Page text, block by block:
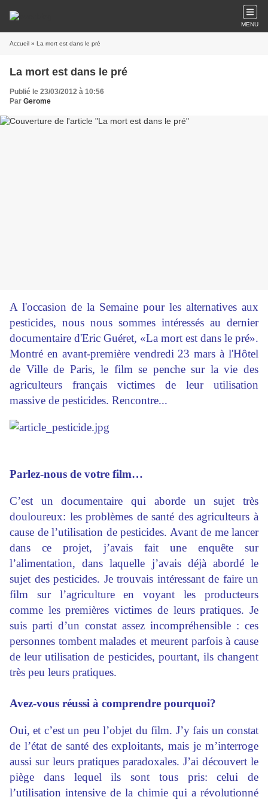
MENU
Accueil » La mort est dans le pré
La mort est dans le pré
Publié le 23/03/2012 à 10:56
Par Gerome
A l'occasion de la Semaine pour les alternatives aux
pesticides, nous nous sommes intéressés au dernier
documentaire d'Eric Guéret, «La mort est dans le pré».
Montré en avant-première vendredi 23 mars à l'Hôtel
de Ville de Paris, le film se penche sur la vie des
agriculteurs français victimes de leur utilisation
massive de pesticides. Rencontre...
Parlez-nous de votre film…
C’est un documentaire qui aborde un sujet très
douloureux: les problèmes de santé des agriculteurs à
cause de l’utilisation de pesticides. Avant de me lancer
dans ce projet, j’avais fait une enquête sur
l’alimentation, dans laquelle j’avais déjà abordé le
sujet des pesticides. Je trouvais intéressant de faire un
film sur l’agriculture en voyant les producteurs
comme les premières victimes de leurs pratiques. Je
suis parti d’un constat assez incompréhensible : ces
personnes tombent malades et meurent parfois à cause
de leur utilisation de pesticides, pourtant, ils changent
très peu leurs pratiques.
Avez-vous réussi à comprendre pourquoi?
Oui, et c’est un peu l’objet du film. J’y fais un constat
de l’état de santé des exploitants, mais je m’interroge
aussi sur leurs pratiques paradoxales. J’ai découvert le
piège dans lequel ils sont tous pris: celui de
l’utilisation intensive de la chimie qui a révolutionné